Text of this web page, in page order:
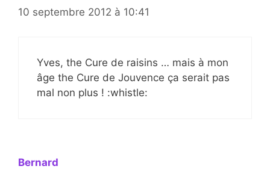
10 septembre 2012 à 10:41
Yves, the Cure de raisins … mais à mon
âge the Cure de Jouvence ça serait pas
mal non plus ! :whistle:
Bernard